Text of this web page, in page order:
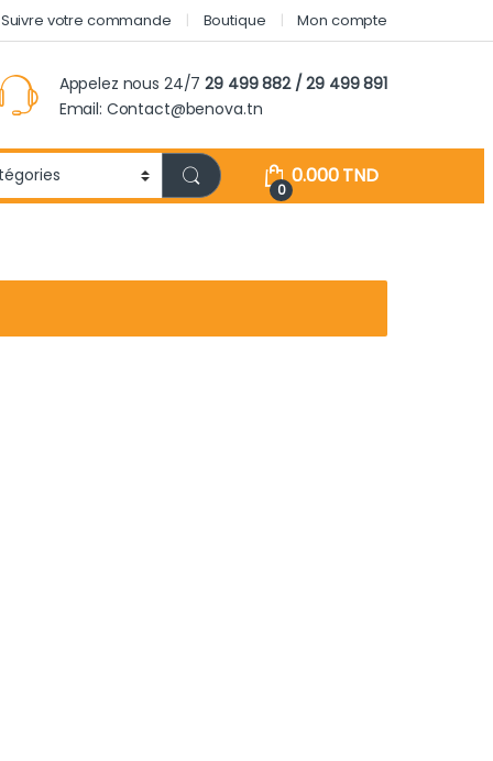
Suivre votre commande Boutique Mon compte
Appelez nous 24/729 499 882 / 29 499 891
Email: Contact@benova.tn
0
0.000TND